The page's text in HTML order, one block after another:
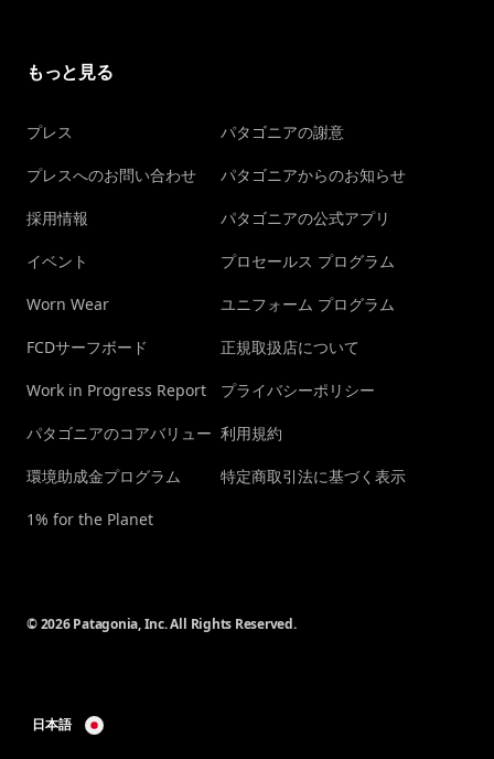
もっと見る
プレス
プレスへのお問い合わせ
採用情報
イベント
Worn Wear
FCDサーフボード
Work in Progress Report
パタゴニアのコアバリュー
環境助成金プログラム
1% for the Planet
パタゴニアの謝意
パタゴニアからのお知らせ
パタゴニアの公式アプリ
プロセールス プログラム
ユニフォーム プログラム
正規取扱店について
プライバシーポリシー
利用規約
特定商取引法に基づく表示
© 2026 Patagonia, Inc. All Rights Reserved.
日本語